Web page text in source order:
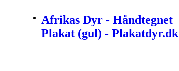
Afrikas Dyr - Håndtegnet
Plakat (gul) - Plakatdyr.dk